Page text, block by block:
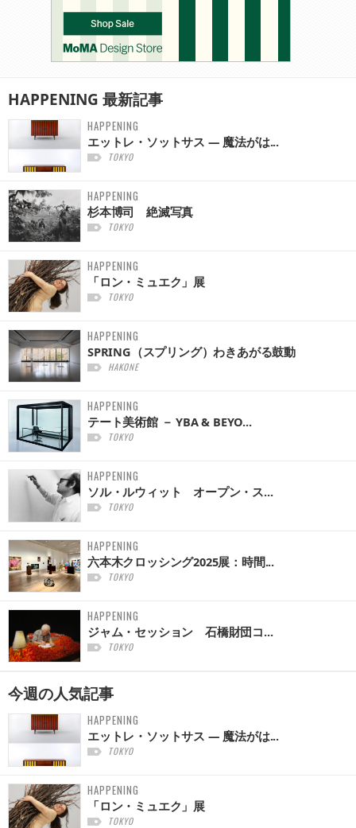
HAPPENING 最新記事
HAPPENING
エットレ・ソットサス — 魔法がは...
TOKYO
HAPPENING
杉本博司 絶滅写真
TOKYO
HAPPENING
「ロン・ミュエク」展
TOKYO
HAPPENING
SPRING（スプリング）わきあがる鼓動
HAKONE
HAPPENING
テート美術館 － YBA & BEYO...
TOKYO
HAPPENING
ソル・ルウィット オープン・ス...
TOKYO
HAPPENING
六本木クロッシング2025展：時間...
TOKYO
HAPPENING
ジャム・セッション 石橋財団コ...
TOKYO
今週の人気記事
HAPPENING
エットレ・ソットサス — 魔法がは...
TOKYO
HAPPENING
「ロン・ミュエク」展
TOKYO